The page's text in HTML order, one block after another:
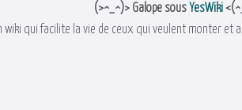
(>^_^)> Galope sous YesWiki
wiki qui facilite la vie de ceux qui veulent monter et